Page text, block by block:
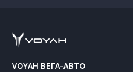
VOYAH ВЕГА-АВТО